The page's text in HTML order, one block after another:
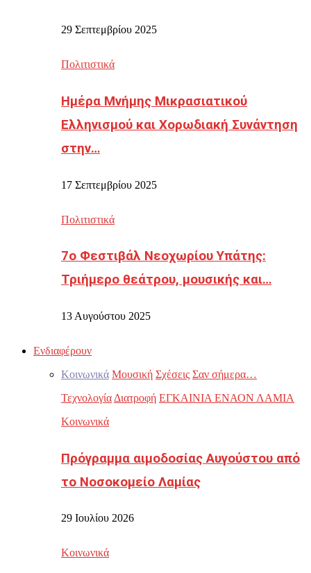
29 Σεπτεμβρίου 2025
Πολιτιστικά
Ημέρα Μνήμης Μικρασιατικού
Ελληνισμού και Χορωδιακή Συνάντηση
στην…
17 Σεπτεμβρίου 2025
Πολιτιστικά
7ο Φεστιβάλ Νεοχωρίου Υπάτης:
Τριήμερο θεάτρου, μουσικής και…
13 Αυγούστου 2025
Ενδιαφέρουν
Κοινωνικά Μουσική Σχέσεις Σαν σήμερα…
Τεχνολογία Διατροφή ΕΓΚΑΙΝΙΑ ΕΝΑΟΝ ΛΑΜΙΑ
Κοινωνικά
Πρόγραμμα αιμοδοσίας Αυγούστου από
το Νοσοκομείο Λαμίας
29 Ιουλίου 2026
Κοινωνικά